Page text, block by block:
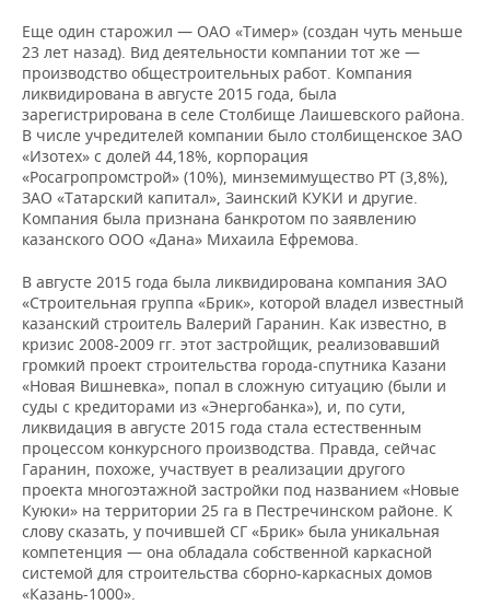
Еще один старожил — ОАО «Тимер» (создан чуть меньше
23 лет назад). Вид деятельности компании тот же —
производство общестроительных работ. Компания
ликвидирована в августе 2015 года, была
зарегистрирована в селе Столбище Лаишевского района.
В числе учредителей компании было столбищенское ЗАО
«Изотех» с долей 44,18%, корпорация
«Росагропромстрой» (10%), минземимущество РТ (3,8%),
ЗАО «Татарский капитал», Заинский КУКИ и другие.
Компания была признана банкротом по заявлению
казанского ООО «Дана» Михаила Ефремова.
В августе 2015 года была ликвидирована компания ЗАО
«Строительная группа «Брик», которой владел известный
казанский строитель Валерий Гаранин. Как известно, в
кризис 2008-2009 гг. этот застройщик, реализовавший
громкий проект строительства города-спутника Казани
«Новая Вишневка», попал в сложную ситуацию (были и
суды с кредиторами из «Энергобанка»), и, по сути,
ликвидация в августе 2015 года стала естественным
процессом конкурсного производства. Правда, сейчас
Гаранин, похоже, участвует в реализации другого
проекта многоэтажной застройки под названием «Новые
Куюки» на территории 25 га в Пестречинском районе. К
слову сказать, у почившей СГ «Брик» была уникальная
компетенция — она обладала собственной каркасной
системой для строительства сборно-каркасных домов
«Казань-1000».